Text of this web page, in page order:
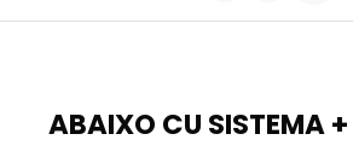
ABAIXO CU SISTEMA +